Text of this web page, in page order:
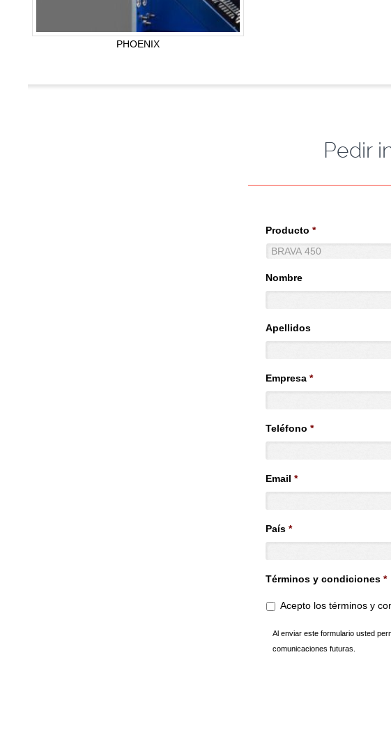
PHOENIX
Pedir
Producto *
Nombre
Apellidos
Empresa *
Teléfono *
Email *
País *
Términos y condiciones *
Acepto los términos y
Al enviar este formulario usted
comunicaciones futuras.